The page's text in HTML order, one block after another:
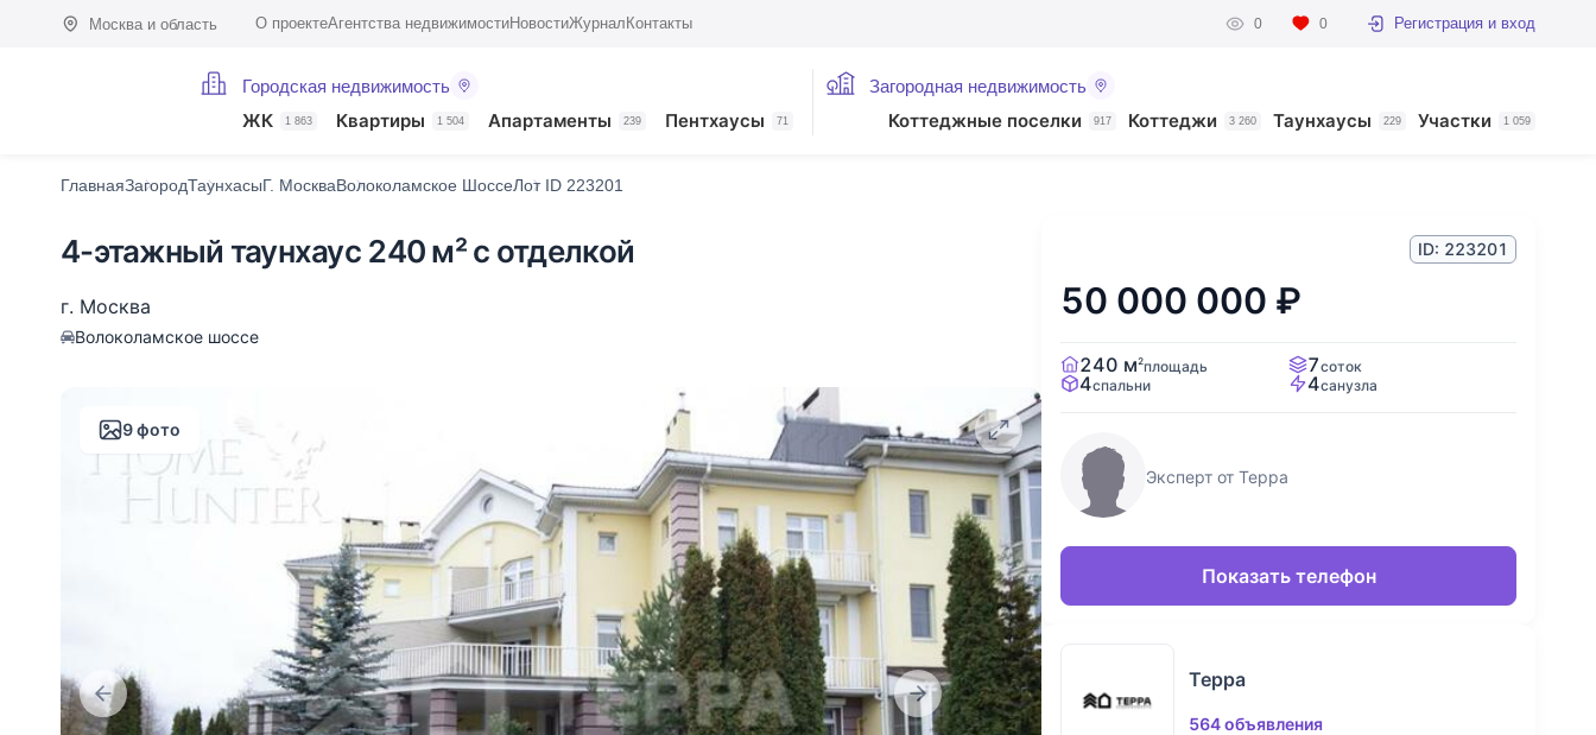
Москва и область О проектеАгентства недвижимостиНовостиЖурнал Контакты 0 0 Регистрация и вход
Городская недвижимость
ЖК 1 863 Квартиры 1 504 Апартаменты 239 Пентхаусы 71
Загородная недвижимость
Коттеджные поселки 917 Коттеджи 3 260 Таунхаусы 229 Участки 1 059
ГлавнаяЗагородТаунхасыГ. МоскваВолоколамское ШоссеЛот ID 223201
4-этажный таунхаус 240 м² с отделкой
г. Москва
Волоколамское шоссе
9 фото
ID: 223201
50 000 000 ₽
240 м2площадь 7соток
4спальни 4санузла
Эксперт от Терра
Показать телефон
Терра
564 объявления
ХарактеристикиОписание